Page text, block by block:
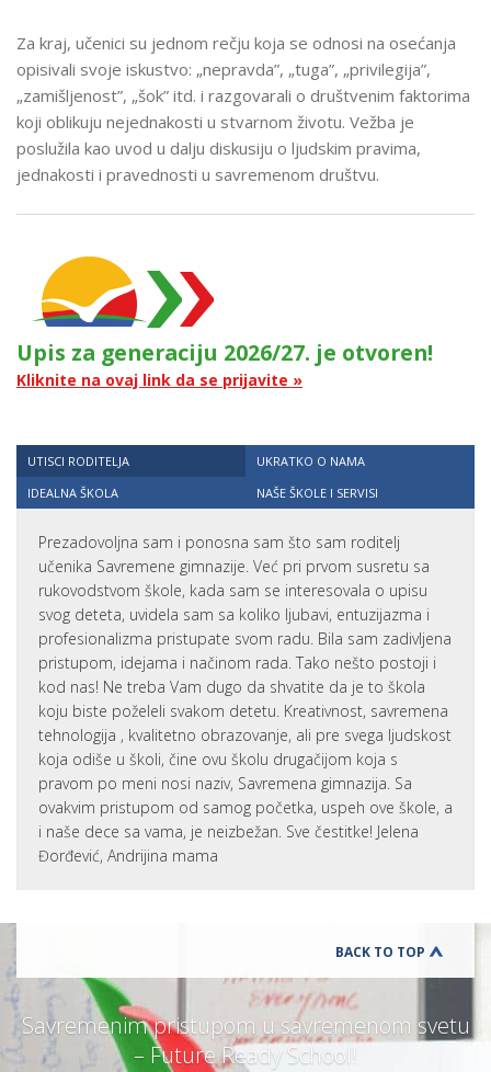
Za kraj, učenici su jednom rečju koja se odnosi na osećanja
opisivali svoje iskustvo: „nepravda”, „tuga”, „privilegija”,
„zamišljenost”, „šok” itd. i razgovarali o društvenim faktorima
koji oblikuju nejednakosti u stvarnom životu. Vežba je
poslužila kao uvod u dalju diskusiju o ljudskim pravima,
jednakosti i pravednosti u savremenom društvu.
Upis za generaciju 2026/27. je otvoren!
Kliknite na ovaj link da se prijavite »
UTISCI RODITELJA
UKRATKO O NAMA
IDEALNA ŠKOLA
NAŠE ŠKOLE I SERVISI
Prezadovoljna sam i ponosna sam što sam roditelj
učenika Savremene gimnazije. Već pri prvom susretu sa
rukovodstvom škole, kada sam se interesovala o upisu
svog deteta, uvidela sam sa koliko ljubavi, entuzijazma i
profesionalizma pristupate svom radu. Bila sam zadivljena
pristupom, idejama i načinom rada. Tako nešto postoji i
kod nas! Ne treba Vam dugo da shvatite da je to škola
koju biste poželeli svakom detetu. Kreativnost, savremena
tehnologija , kvalitetno obrazovanje, ali pre svega ljudskost
koja odiše u školi, čine ovu školu drugačijom koja s
pravom po meni nosi naziv, Savremena gimnazija. Sa
ovakvim pristupom od samog početka, uspeh ove škole, a
i naše dece sa vama, je neizbežan. Sve čestitke! Jelena
Đorđević, Andrijina mama
BACK TO TOP
Savremenim pristupom u savremenom svetu
– Future Ready School!